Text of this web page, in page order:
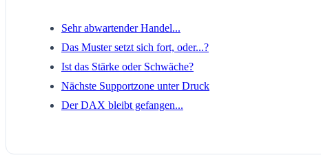
Sehr abwartender Handel...
Das Muster setzt sich fort, oder...?
Ist das Stärke oder Schwäche?
Nächste Supportzone unter Druck
Der DAX bleibt gefangen...